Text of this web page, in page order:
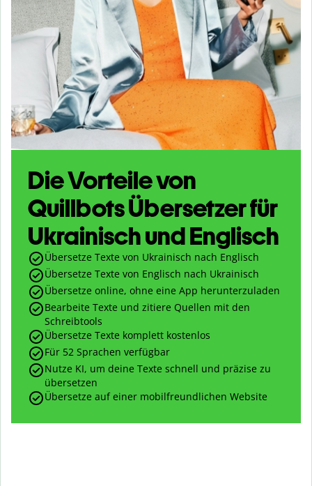
Die Vorteile von
Quillbots Übersetzer für
Ukrainisch und Englisch
Übersetze Texte von Ukrainisch nach Englisch
Übersetze Texte von Englisch nach Ukrainisch
Übersetze online, ohne eine App herunterzuladen
Bearbeite Texte und zitiere Quellen mit den
Schreibtools
Übersetze Texte komplett kostenlos
Für 52 Sprachen verfügbar
Nutze KI, um deine Texte schnell und präzise zu
übersetzen
Übersetze auf einer mobilfreundlichen Website